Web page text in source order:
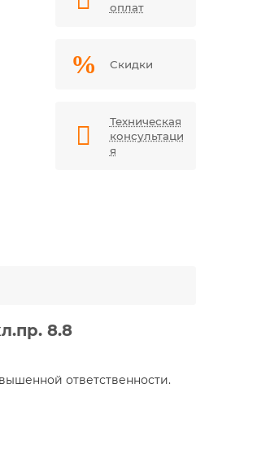
оплат
Скидки
Техническая
консультаци
я
8.8
ответственности.